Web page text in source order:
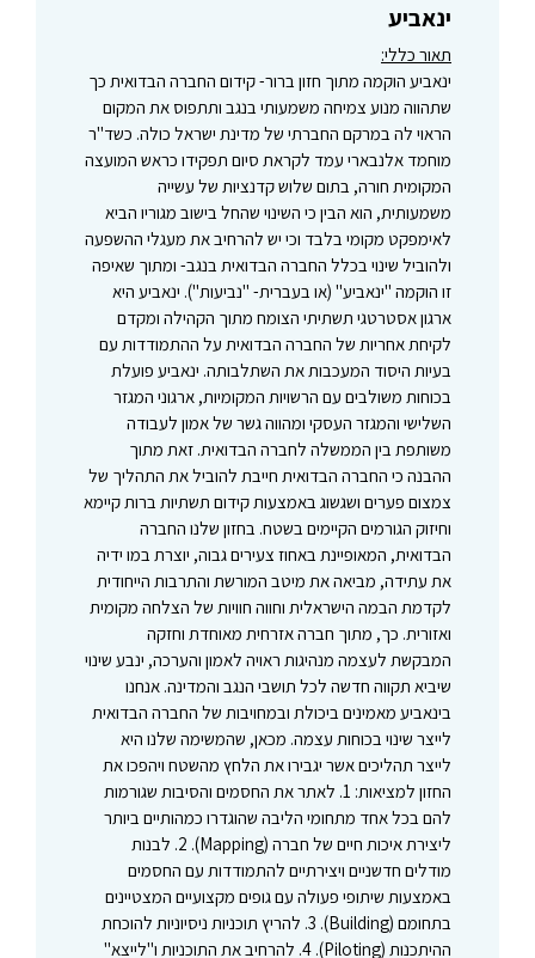
ינאביע
תאור כללי:
ינאביע הוקמה מתוך חזון ברור- קידום החברה הבדואית כך
שתהווה מנוע צמיחה משמעותי בנגב ותתפוס את המקום
הראוי לה במרקם החברתי של מדינת ישראל כולה. כשד"ר
מוחמד אלנבארי עמד לקראת סיום תפקידו כראש המועצה
המקומית חורה, בתום שלוש קדנציות של עשייה
משמעותית, הוא הבין כי השינוי שהחל בישוב מגוריו הביא
לאימפקט מקומי בלבד וכי יש להרחיב את מעגלי ההשפעה
ולהוביל שינוי בכלל החברה הבדואית בנגב- ומתוך שאיפה
זו הוקמה "ינאביע" (או בעברית- "נביעות"). ינאביע היא
ארגון אסטרטגי תשתיתי הצומח מתוך הקהילה ומקדם
לקיחת אחריות של החברה הבדואית על ההתמודדות עם
בעיות היסוד המעכבות את השתלבותה. ינאביע פועלת
בכוחות משולבים עם הרשויות המקומיות, ארגוני המגזר
השלישי והמגזר העסקי ומהווה גשר של אמון לעבודה
משותפת בין הממשלה לחברה הבדואית. זאת מתוך
ההבנה כי החברה הבדואית חייבת להוביל את התהליך של
צמצום פערים ושגשוג באמצעות קידום תשתיות ברות קיימא
וחיזוק הגורמים הקיימים בשטח. בחזון שלנו החברה
הבדואית, המאופיינת באחוז צעירים גבוה, יוצרת במו ידיה
את עתידה, מביאה את מיטב המורשת והתרבות הייחודית
לקדמת הבמה הישראלית וחווה חוויות של הצלחה מקומית
ואזורית. כך, מתוך חברה אזרחית מאוחדת וחזקה
המבקשת לעצמה מנהיגות ראויה לאמון והערכה, ינבע שינוי
שיביא תקווה חדשה לכל תושבי הנגב והמדינה. אנחנו
בינאביע מאמינים ביכולת ובמחויבות של החברה הבדואית
לייצר שינוי בכוחות עצמה. מכאן, שהמשימה שלנו היא
לייצר תהליכים אשר יגבירו את הלחץ מהשטח ויהפכו את
החזון למציאות: 1. לאתר את החסמים והסיבות שגורמות
להם בכל אחד מתחומי הליבה שהוגדרו כמהותיים ביותר
ליצירת איכות חיים של חברה (Mapping). 2. לבנות
מודלים חדשניים ויצירתיים להתמודדות עם החסמים
באמצעות שיתופי פעולה עם גופים מקצועיים המצטיינים
בתחומם (Building). 3. להריץ תוכניות ניסיוניות להוכחת
ההיתכנות (Piloting). 4. להרחיב את התוכניות ו"לייצא"